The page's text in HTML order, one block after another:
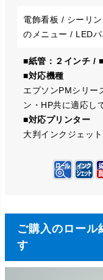
電飾看板 / シーリ
のメニュー / LED
■紙管：２インチ /
■対応機種
エプソンPMシリー
ン・HP共に適応し
■対応プリンター
大判インクジェッ
ご購入のロール
す